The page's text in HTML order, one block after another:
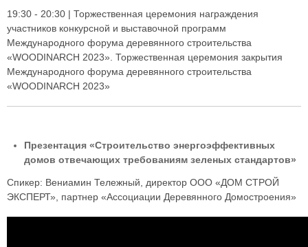
19:30 - 20:30 | Торжественная церемония награждения
участников конкурсной и выставочной программ
Международного форума деревянного строительства
«WOODINARCH 2023». Торжественная церемония закрытия
Международного форума деревянного строительства
«WOODINARCH 2023»
Презентация «Строительство энергоэффективных
домов отвечающих требованиям зеленых стандартов»
Спикер: Вениамин Тележный, директор ООО «ДОМ СТРОЙ
ЭКСПЕРТ», партнер «Ассоциации Деревянного Домостроения»